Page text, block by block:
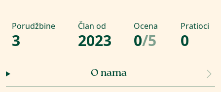
Porudžbine
3
Član od
2023
Ocena
0/5
Pratioci
0
O nama